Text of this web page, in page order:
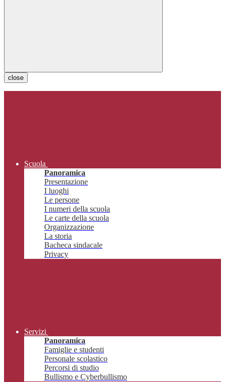
close
Scuola
Panoramica
Presentazione
I luoghi
Le persone
I numeri della scuola
Le carte della scuola
Organizzazione
La storia
Bacheca sindacale
Privacy
Servizi
Panoramica
Famiglie e studenti
Personale scolastico
Percorsi di studio
Bullismo e Cyberbullismo